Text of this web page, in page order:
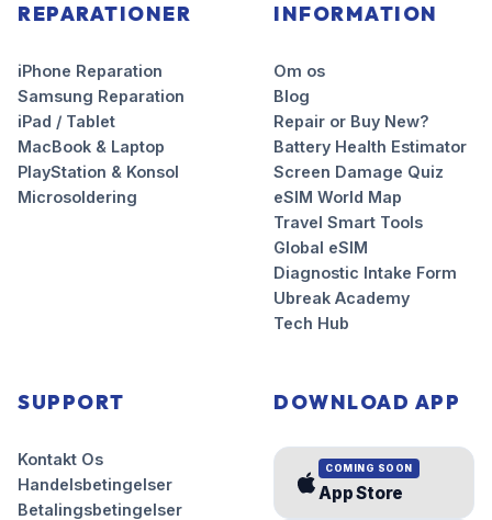
REPARATIONER
iPhone Reparation
Samsung Reparation
iPad / Tablet
MacBook & Laptop
PlayStation & Konsol
Microsoldering
INFORMATION
Om os
Blog
Repair or Buy New?
Battery Health Estimator
Screen Damage Quiz
eSIM World Map
Travel Smart Tools
Global eSIM
Diagnostic Intake Form
Ubreak Academy
Tech Hub
SUPPORT
Kontakt Os
Handelsbetingelser
Betalingsbetingelser
DOWNLOAD APP
COMING SOON
App Store